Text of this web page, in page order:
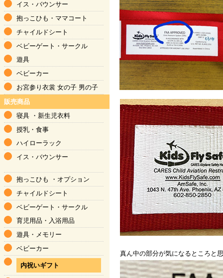
真ん中の部分が気になるところと
イス・バウンサー
抱っこひも ・ ママコート
チャイルドシート
ベビーゲート・サークル
遊具
ベビーカー
お宮参り衣裳 女の子 男の子
販売商品
寝具 ・ 新生児衣料
授乳・食事
ハイローラック
イス・バウンサー
抱っこひも ・ オプション
チャイルドシート
ベビーゲート・サークル
育児用品 ・ 入浴用品
遊具・メモリー
ベビーカー
内祝いギフト